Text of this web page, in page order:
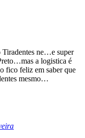
Tiradentes ne…e super
a logistica é
fico feliz em saber que
mesmo…